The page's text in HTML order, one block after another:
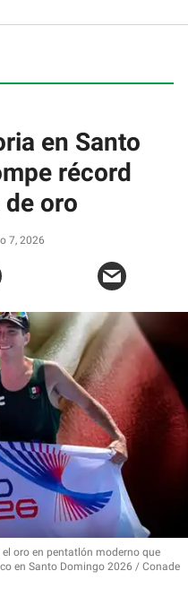
en Santo
récord
oro
7, 2026
oro en pentatlón moderno que
en Santo Domingo 2026
Conade